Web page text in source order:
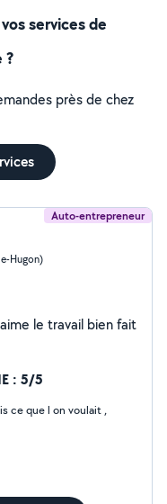
services de
?
près de chez
Auto-entrepreneur
Hugon)
le travail bien fait
: 5/5
ce que l on voulait ,